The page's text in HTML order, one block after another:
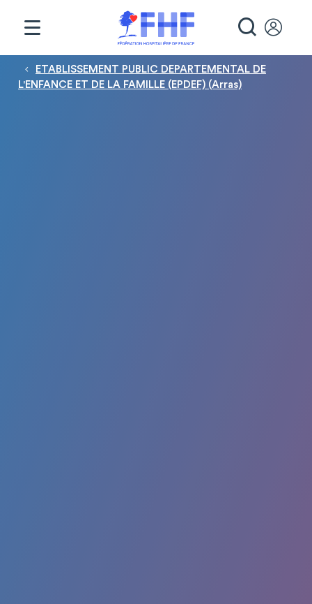
Fil d'Ariane
ETABLISSEMENT PUBLIC DEPARTEMENTAL DE
L'ENFANCE ET DE LA FAMILLE (EPDEF) (Arras)
Panneau de gestion des cookies